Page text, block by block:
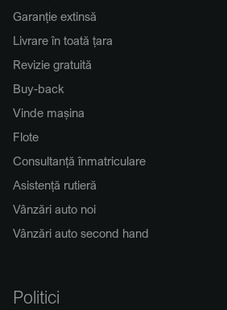
Garanție extinsă
Livrare în toată țara
Revizie gratuită
Buy-back
Vinde mașina
Flote
Consultanță înmatriculare
Asistență rutieră
Vânzări auto noi
Vânzări auto second hand
Politici